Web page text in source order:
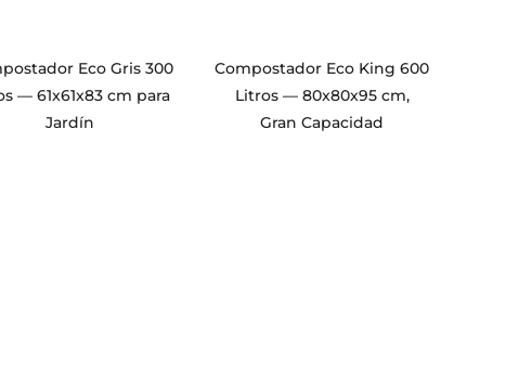
Eco Gris 300
— 61x61x83 cm para
Jardín
Compostador Eco King 600
Litros — 80x80x95 cm,
Gran Capacidad